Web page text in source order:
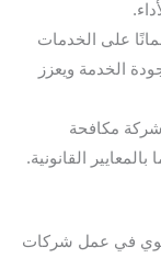
على الخدمات
الخدمة ويعزز
شركة مكافحة
القانونية.
وحيوي في عمل شركات